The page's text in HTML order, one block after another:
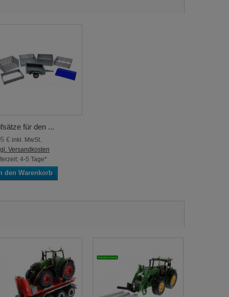
für den ...
€ inkl. MwSt.
Versandkosten
4-5 Tage*
den Warenkorb